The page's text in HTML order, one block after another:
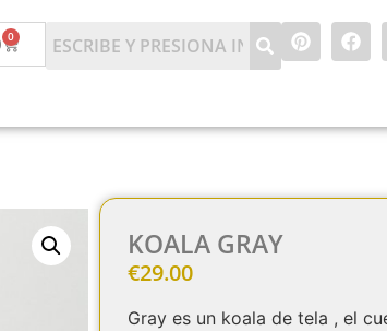
0
KOALA GRAY
€29.00
Gray es un koala de tela , el